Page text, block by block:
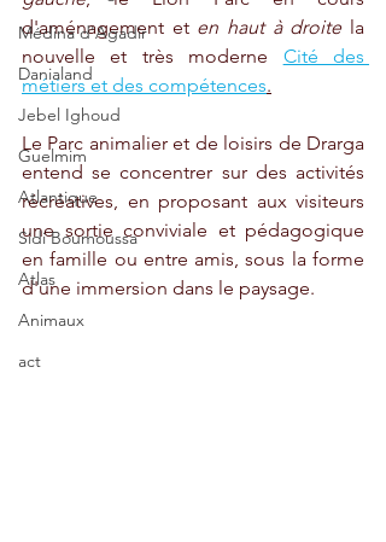
Médina d'Agadir
Danialand
Jebel Ighoud
Guelmim
Atlantique
Sidi Boumoussa
Atlas
Animaux
act
d'aménagement et en haut à droite la
nouvelle et très moderne Cité des
métiers et des compétences.
Le Parc animalier et de loisirs de Drarga
entend se concentrer sur des activités
récréatives, en proposant aux visiteurs
une sortie conviviale et pédagogique
en famille ou entre amis, sous la forme
d'une immersion dans le paysage.